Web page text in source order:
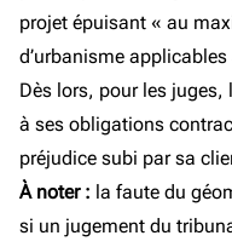
projet épuisant « au
d’urbanisme
Dès lors, pour les
à ses obligations
préjudice subi par sa
À noter : la faute du
si un jugement du